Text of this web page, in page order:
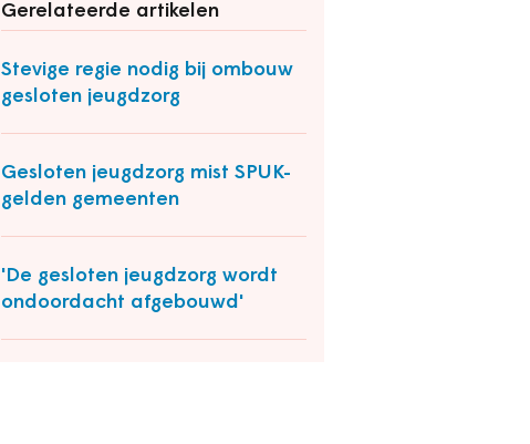
Gerelateerde artikelen
Stevige regie nodig bij ombouw
gesloten jeugdzorg
Gesloten jeugdzorg mist SPUK-
gelden gemeenten
'De gesloten jeugdzorg wordt
ondoordacht afgebouwd'